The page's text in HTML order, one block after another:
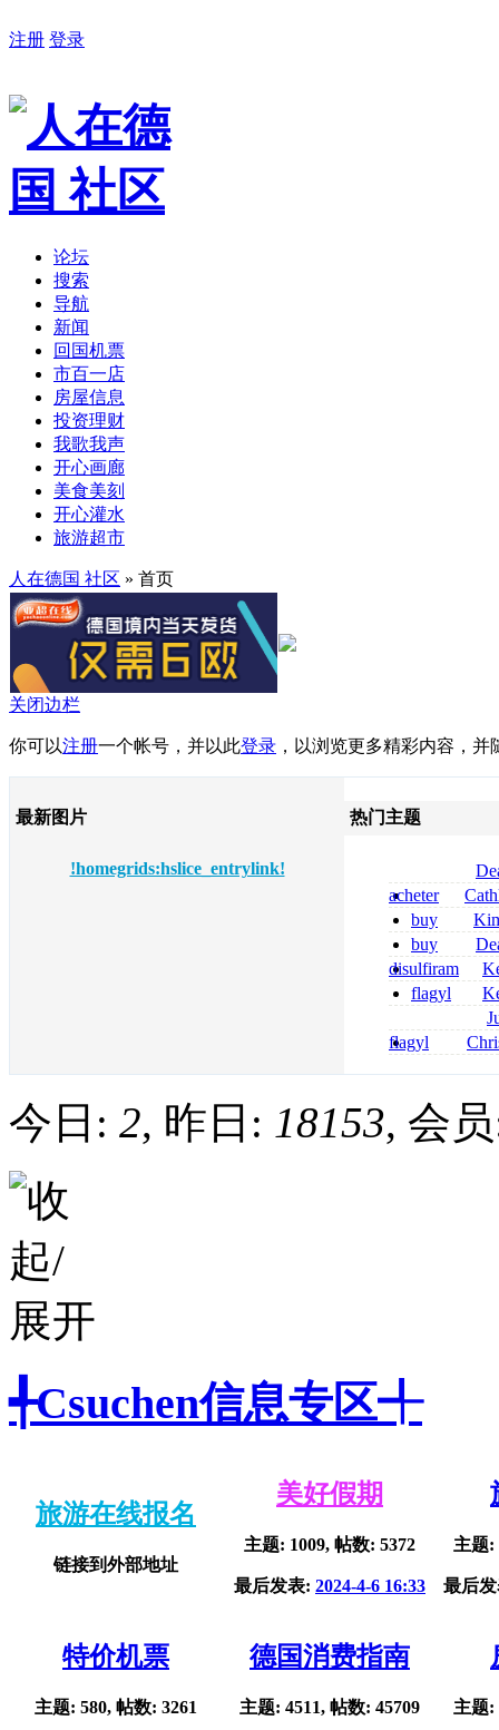
注册 登录
论坛
搜索
导航
新闻
回国机票
市百一店
房屋信息
投资理财
我歌我声
开心画廊
美食美刻
开心灌水
旅游超市
人在德国 社区 » 首页
关闭边栏
你可以注册一个帐号，并以此登录 ，以浏览更多精彩内容，
最新图片
!homegrids:hslice_entrylink!
热门主题
tizanidine
sans
acheter
dapsone site
buy
zolpidem usa
buy
pregabalin 300
pregabalin
disulfiram
sansflagyl
online
bestellen
roxithromycin
flagyl
今日: 2, 昨日: 18153, 会
╃Csuchen信息专区╃
旅游在线报名
链接到外部地址
美好假期
主题: 1009, 帖数: 5372
最后发表: 2024-4-6 16:33
主题:
最后
特价机票
主题: 580, 帖数: 3261
德国消费指南
主题: 4511, 帖数: 45709 主题: